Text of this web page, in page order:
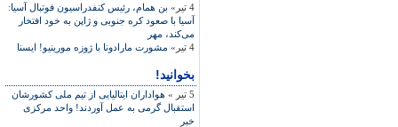
4 تیر»
بن همام، رئيس کنفدراسيون فوتبال آسيا:
آسيا با صعود کره جنوبی و ژاپن به خود افتخار
می‌کند، مهر
4 تیر»
مشورت مارادونا با ژوزه مورينيو! ايسنا
بخوانید!
5 تیر »
هواداران ايتاليايی از تيم ملی کشورشان
استقبال گرمی به عمل آوردند! واحد مرکزی
خبر